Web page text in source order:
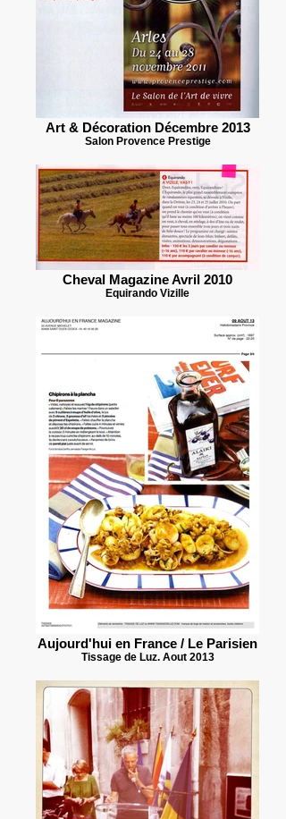
Art & Décoration Décembre 2013
Salon Provence Prestige
Cheval Magazine Avril 2010
Equirando Vizille
Aujourd'hui en France / Le Parisien
Tissage de Luz. Aout 2013